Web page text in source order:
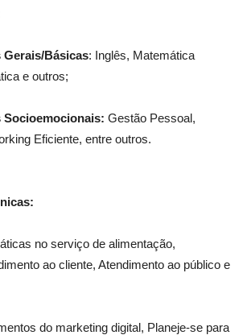
Gerais/Básicas: Inglês, Matemática
e outros;
Socioemocionais: Gestão Pessoal,
Eficiente, entre outros.
no serviço de alimentação,
ao cliente, Atendimento ao público e
do marketing digital, Planeje-se para